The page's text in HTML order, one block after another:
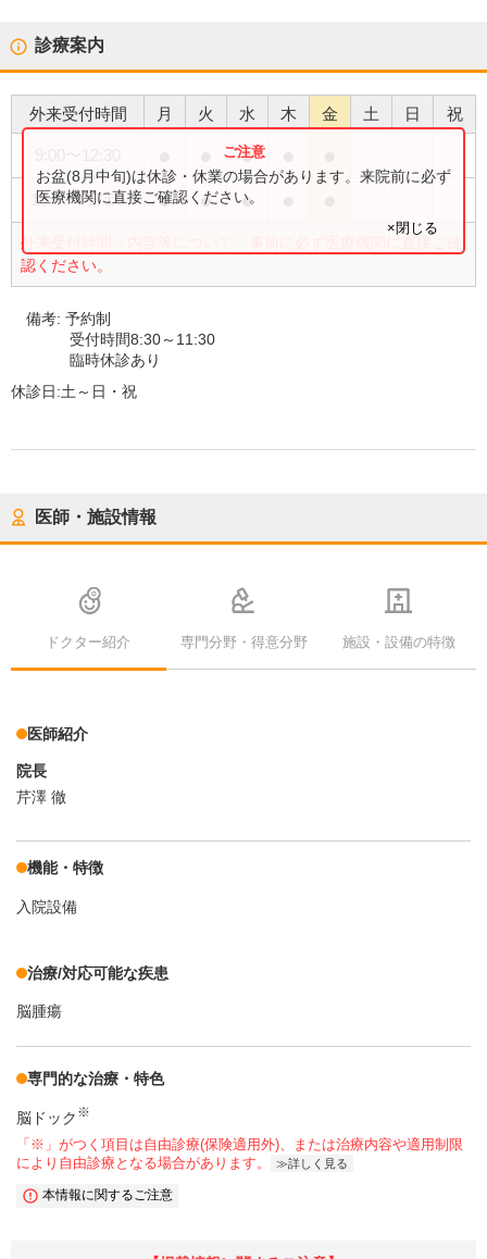
診療案内
外来受付時間 月 火 水 木 金 土 日 祝
●
13:30〜17:00 ● ● ●
外来受付時間・内容等について、事前に必ず医療機関に直接ご確
認ください。
お盆(8月中旬)は休診・休業の場合があります。来院前に必ず
医療機関に直接ご確認ください。
×閉じる
備考:予約制
受付時間8:30～11:30
臨時休診あり
休診日:土～日・祝
医師・施設情報
ドクター紹介 専門分野・得意分野 施設・設備の特徴
医師紹介
院長
芹澤 徹
機能・特徴
入院設備
治療/対応可能な疾患
脳腫瘍
専門的な治療・特色
脳ドック ※
「※」がつく項目は自由診療(保険適用外)、または治療内容や適用制限
により自由診療となる場合があります。
詳しく見る
本情報に関するご注意